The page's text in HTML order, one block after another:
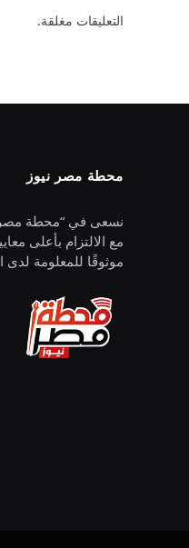
التعليقات مغلقة.
محطة مصر نيوز
نسعى في “محطة مصر”
مع الالتزام بأعلى
موثوقًا للمعلومة لدى